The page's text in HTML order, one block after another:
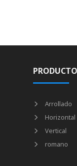
Arrollado
Horizontal
Vertical
romano